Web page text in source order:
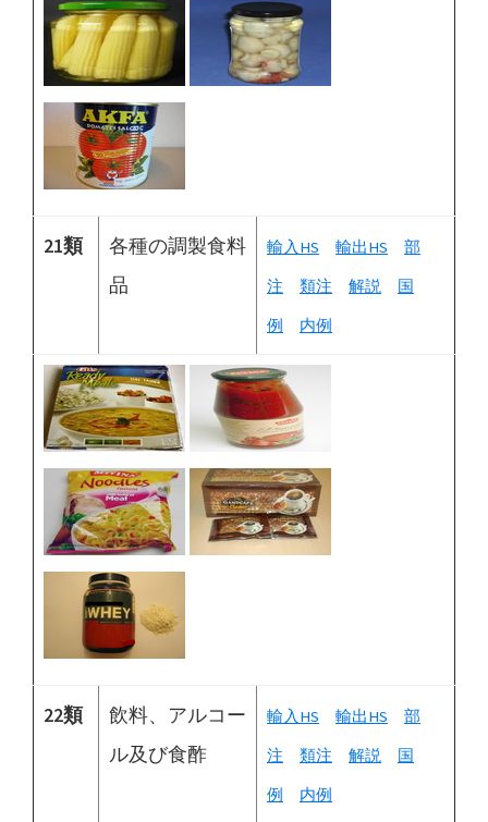
21類
各種の調製食料
品
輸入HS 輸出HS
部
注
類注 解説
国
例
内例
22類
飲料、アルコー
ル及び食酢
輸入HS 輸出HS
部
注
類注 解説
国
例
内例